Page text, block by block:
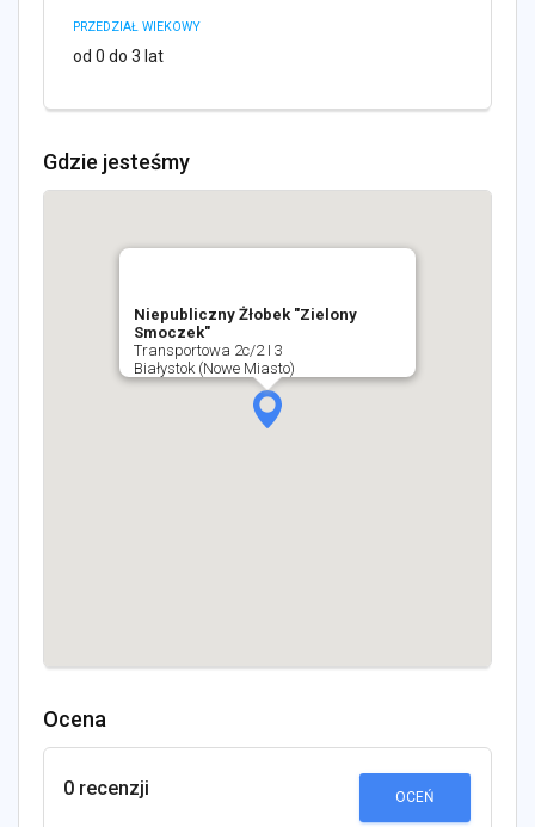
PRZEDZIAŁ WIEKOWY
od 0 do 3 lat
Gdzie jesteśmy
Niepubliczny Żłobek "Zielony
Smoczek"
Transportowa 2c/2 I 3
Białystok (Nowe Miasto)
Ocena
0 recenzji OCEŃ